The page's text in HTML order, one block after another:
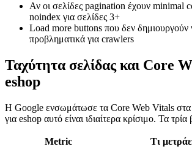
Αν οι σελίδες pagination έχουν minimal
noindex για σελίδες 3+
Load more buttons που δεν δημιουργούν
προβληματικά για crawlers
Ταχύτητα σελίδας και Core
eshop
Η Google ενσωμάτωσε τα Core Web Vitals στα
για eshop αυτό είναι ιδιαίτερα κρίσιμο. Τα
Metric Τι